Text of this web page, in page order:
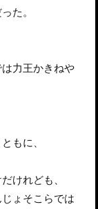
た。
力王かきねや
もに、
けれども、
ょそこらでは